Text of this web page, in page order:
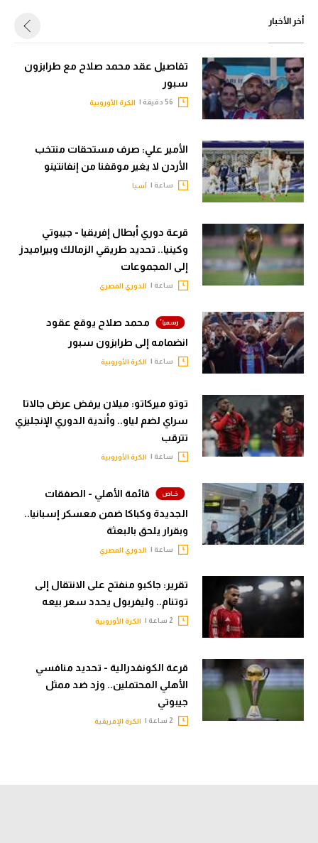
أخر الأخبار
تفاصيل عقد محمد صلاح مع طرابزون
سبور
الكرة الأوروبية
الأمير علي: صرف مستحقات منتخب
الأردن لا يغير موقفنا من إنفانتينو
ساعة | آسيا
قرعة دوري أبطال إفريقيا - جيبوتي
وكينيا.. تحديد طريقي الزمالك وبيراميدز
إلى المجموعات
ساعة | الدوري المصري
محمد صلاح يوقع عقود
انضمامه إلى طرابزون سبور
ساعة | الكرة الأوروبية
توتو ميركاتو: ميلان يرفض عرض جالاتا
سراي لضم لياو.. وأندية الدوري الإنجليزي
تترقب
ساعة | الكرة الأوروبية
قائمة الأهلي - الصفقات
الجديدة وكباكا ضمن معسكر إسبانيا..
وبقرار يلحق بالبعثة
ساعة | الدوري المصري
تقرير: جاكبو منفتح على الانتقال إلى
توتنام.. وليفربول يحدد سعر بيعه
الكرة الأوروبية
قرعة الكونفدرالية - تحديد منافسي
الأهلي المحتملين.. وزد ضد ممثل
جيبوتي
الكرة الإفريقية